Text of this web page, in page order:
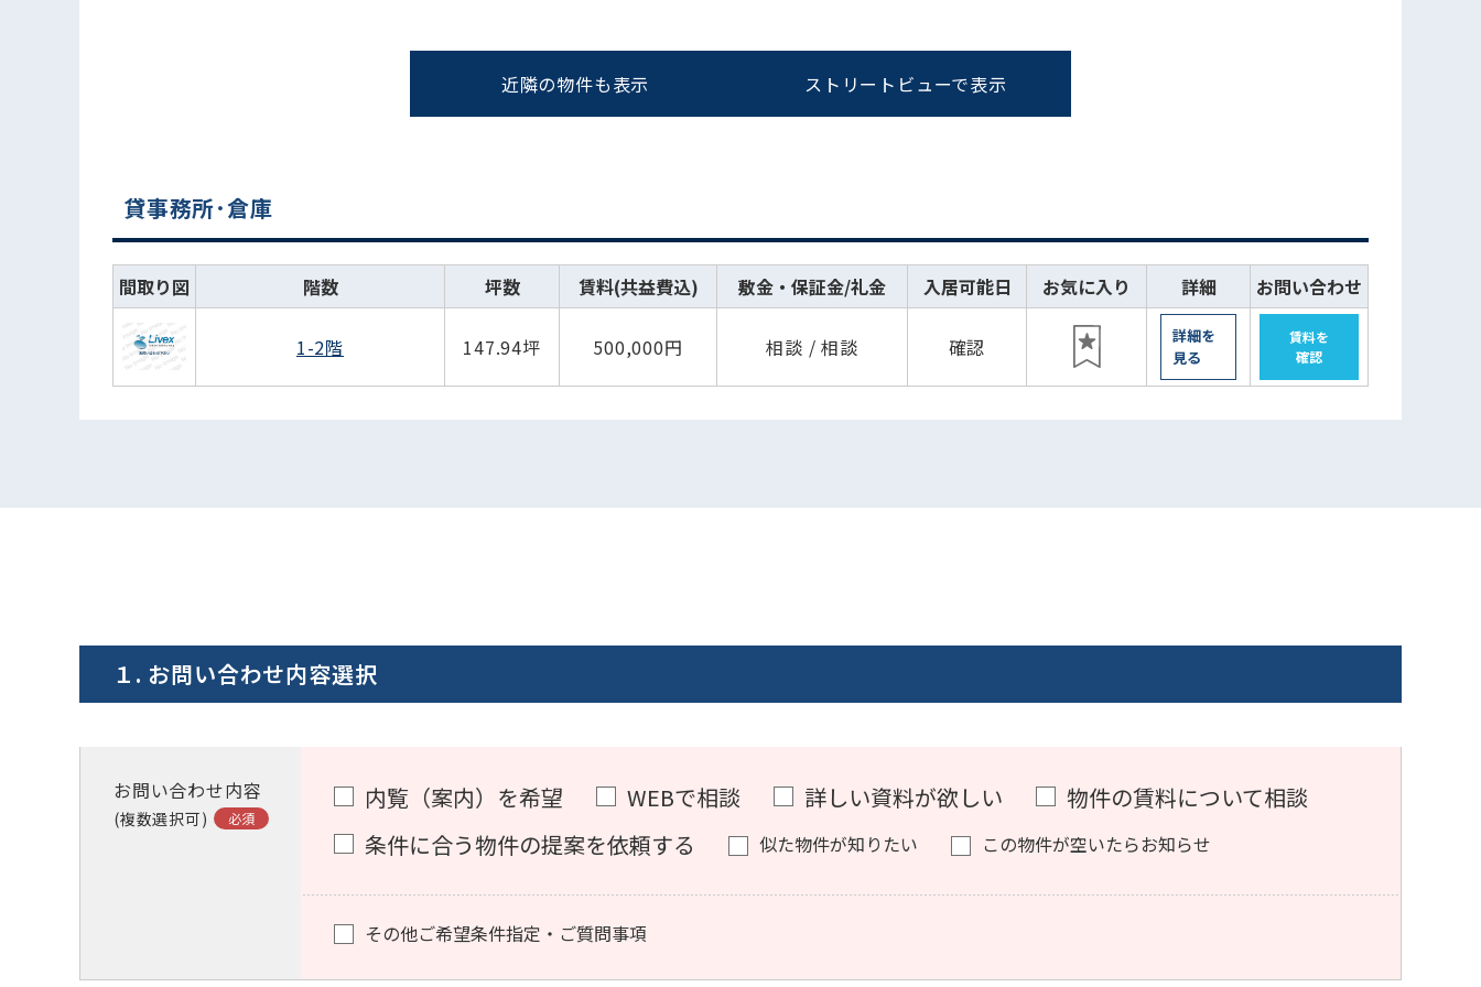
近隣の物件も表示 ストリートビューで表示
貸事務所･倉庫
間取り図 階数 坪数 賃料(共益費込) 敷金・保証金/礼金 入居可能日 お気に入り 詳細 お問い合わせ
1-2階 147.94坪 500,000円 相談 / 相談 確認
詳細を
見る
賃料を
確認
１. お問い合わせ内容選択
お問い合わせ内容
(複数選択可)
内覧（案内）を希望 WEBで相談 詳しい資料が欲しい
物件の賃料について相談
条件に合う物件の提案を依頼する
似た物件が知りたい この物件が空いたらお知らせ
その他ご希望条件指定・ご質問事項